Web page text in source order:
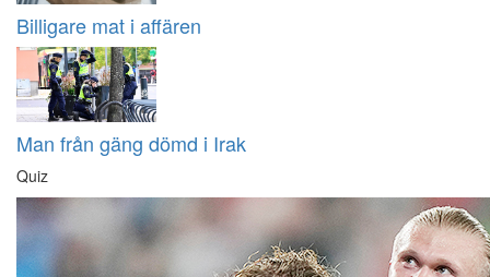
Billigare mat i affären
Man från gäng dömd i Irak
Quiz